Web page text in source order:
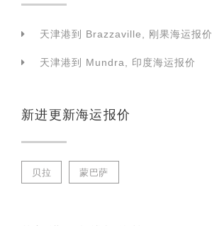
天津港到 Brazzaville, 刚果海运报价
天津港到 Mundra, 印度海运报价
新进更新海运报价
贝拉 蒙巴萨